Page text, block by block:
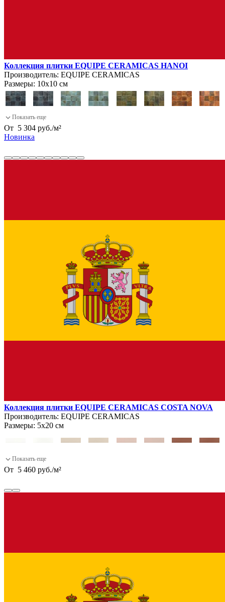
Коллекция плитки EQUIPE CERAMICAS HANOI
Производитель: EQUIPE CERAMICAS
Размеры: 10х10 см
От 5 304 руб./м²
Новинка
Коллекция плитки EQUIPE CERAMICAS COSTA NOVA
Производитель: EQUIPE CERAMICAS
Размеры: 5х20 см
От 5 460 руб./м²